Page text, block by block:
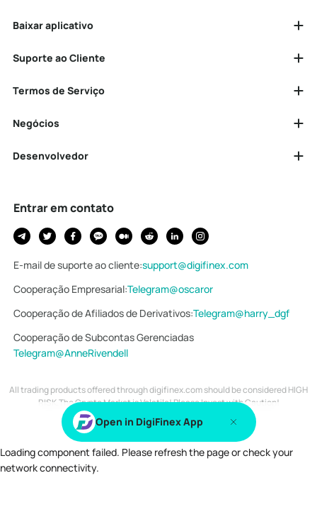
Baixar aplicativo
Suporte ao Cliente
Termos de Serviço
Negócios
Desenvolvedor
Entrar em contato
E-mail de suporte ao cliente:support@digifinex.com
Cooperação Empresarial:Telegram@oscaror
Cooperação de Afiliados de Derivativos:Telegram@harry_dgf
Cooperação de Subcontas Gerenciadas
Telegram@AnneRivendell
All trading products offered through digifinex.com should be considered HIGH
RISK.The Crypto Market is Volatile! Please Invest with Caution!
Copyright © 2018-2026 DIGIFINEX.COM
Open in DigiFinex App
Loading component failed. Please refresh the page or check your
network connectivity.